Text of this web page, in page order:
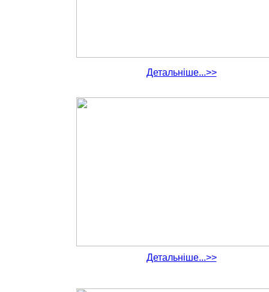
Детальніше...>>
Детальніше...>>